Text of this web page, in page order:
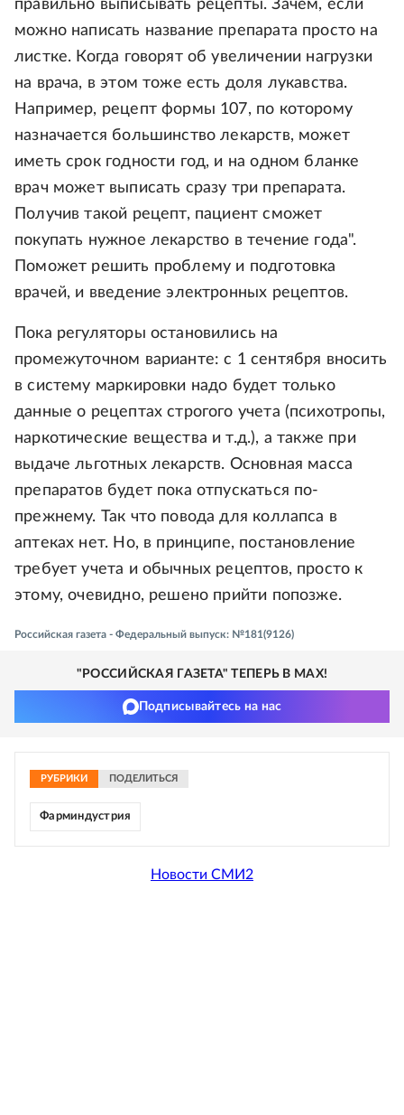
правильно выписывать рецепты. Зачем, если
можно написать название препарата просто на
листке. Когда говорят об увеличении нагрузки
на врача, в этом тоже есть доля лукавства.
Например, рецепт формы 107, по которому
назначается большинство лекарств, может
иметь срок годности год, и на одном бланке
врач может выписать сразу три препарата.
Получив такой рецепт, пациент сможет
покупать нужное лекарство в течение года".
Поможет решить проблему и подготовка
врачей, и введение электронных рецептов.
Пока регуляторы остановились на
промежуточном варианте: с 1 сентября вносить
в систему маркировки надо будет только
данные о рецептах строгого учета (психотропы,
наркотические вещества и т.д.), а также при
выдаче льготных лекарств. Основная масса
препаратов будет пока отпускаться по-
прежнему. Так что повода для коллапса в
аптеках нет. Но, в принципе, постановление
требует учета и обычных рецептов, просто к
этому, очевидно, решено прийти попозже.
Российская газета - Федеральный выпуск: №181(9126)
"РОССИЙСКАЯ ГАЗЕТА" ТЕПЕРЬ В MAX!
Подписывайтесь на нас
РУБРИКИ ПОДЕЛИТЬСЯ
Фарминдустрия
Новости СМИ2